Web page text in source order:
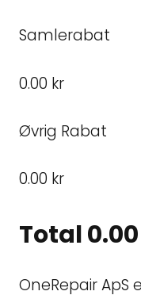
Samlerabat
0.00 kr
Øvrig Rabat
0.00 kr
Total
OneRepair